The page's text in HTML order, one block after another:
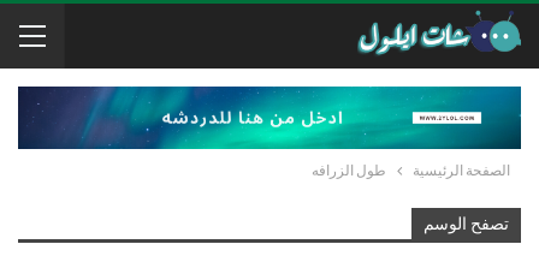
الصفحة الرئيسية طول الزرافه
تصفح الوسم